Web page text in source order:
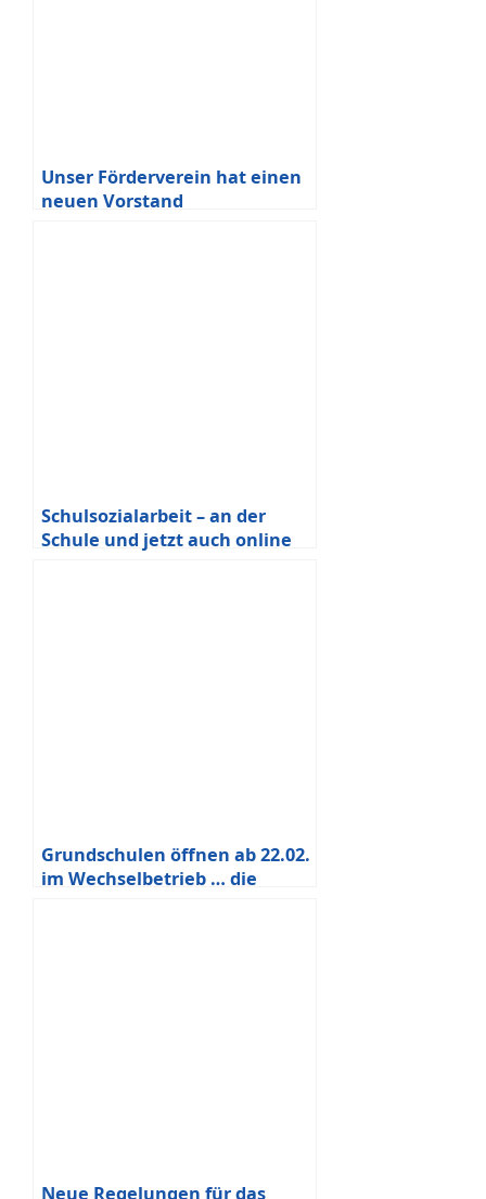
Unser Förderverein hat einen
neuen Vorstand
Schulsozialarbeit – an der
Schule und jetzt auch online
Grundschulen öffnen ab 22.02.
im Wechselbetrieb … die
Neue Regelungen für das